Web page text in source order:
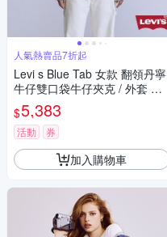
人氣熱賣品7折起
Levi s Blue Tab 女款 翻領丹寧
牛仔雙口袋牛仔夾克 / 外套 女
生上衣 熱賣單品
$5,383
活動 券
加入購物車